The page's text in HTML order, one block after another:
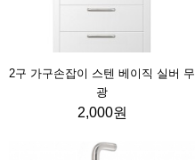
2구 가구손잡이 스텐 베이직 실버 무
광
2,000원